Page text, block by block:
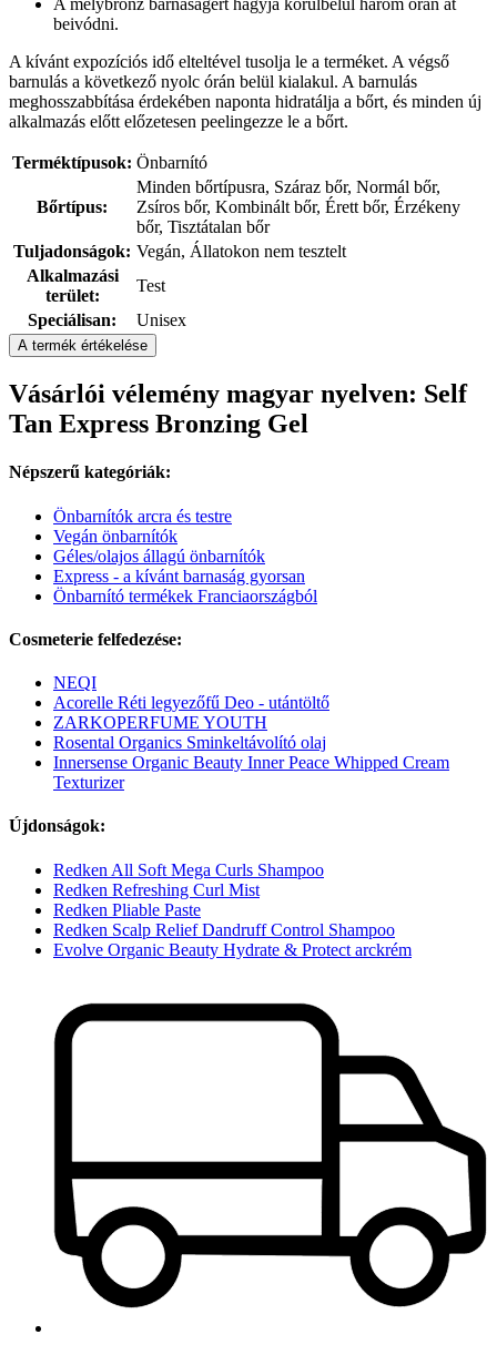
A mélybronz barnaságért hagyja körülbelül három órán át
beivódni.
A kívánt expozíciós idő elteltével tusolja le a terméket. A végső
barnulás a következő nyolc órán belül kialakul. A barnulás
meghosszabbítása érdekében naponta hidratálja a bőrt, és minden új
alkalmazás előtt előzetesen peelingezze le a bőrt.
Terméktípusok: Önbarnító
Bőrtípus:
Minden bőrtípusra, Száraz bőr, Normál bőr,
Zsíros bőr, Kombinált bőr, Érett bőr, Érzékeny
bőr, Tisztátalan bőr
Tuljadonságok: Vegán, Állatokon nem tesztelt
Alkalmazási
terület:
Test
Speciálisan:
Unisex
A termék értékelése
Vásárlói vélemény magyar nyelven: Self
Tan Express Bronzing Gel
Népszerű kategóriák:
Önbarnítók arcra és testre
Vegán önbarnítók
Géles/olajos állagú önbarnítók
Express - a kívánt barnaság gyorsan
Önbarnító termékek Franciaországból
Cosmeterie felfedezése:
NEQI
Acorelle Réti legyezőfű Deo - utántöltő
ZARKOPERFUME YOUTH
Rosental Organics Sminkeltávolító olaj
Innersense Organic Beauty Inner Peace Whipped Cream
Texturizer
Újdonságok:
Redken All Soft Mega Curls Shampoo
Redken Refreshing Curl Mist
Redken Pliable Paste
Redken Scalp Relief Dandruff Control Shampoo
Evolve Organic Beauty Hydrate & Protect arckrém